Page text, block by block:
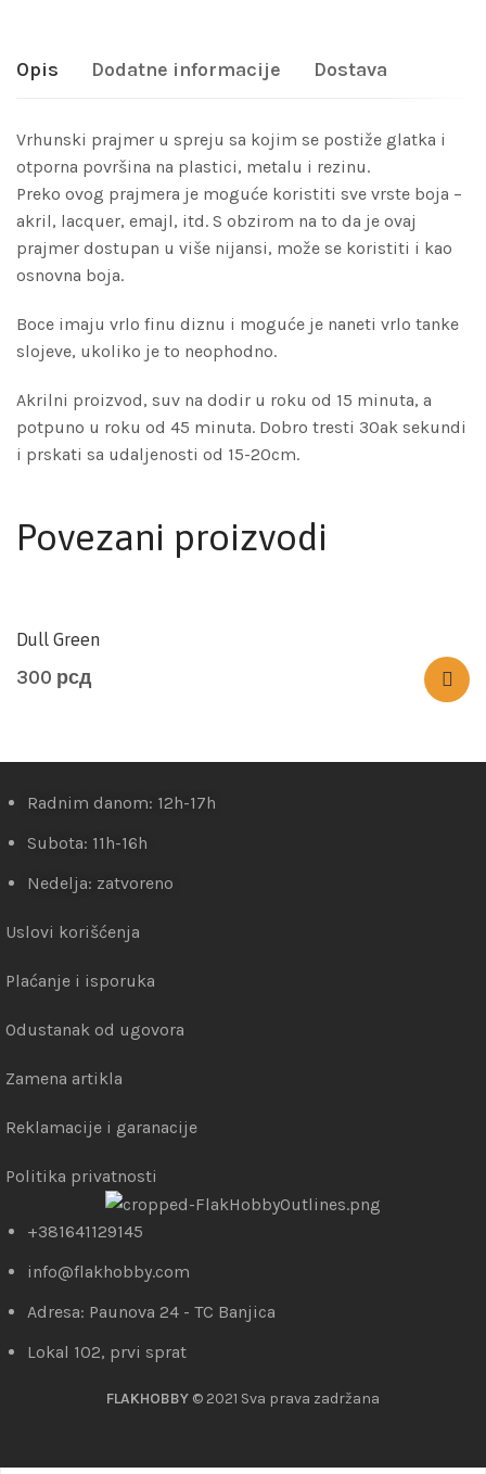
Opis Dodatne informacije Dostava
Vrhunski prajmer u spreju sa kojim se postiže glatka i
otporna površina na plastici, metalu i rezinu.
Preko ovog prajmera je moguće koristiti sve vrste boja –
akril, lacquer, emajl, itd. S obzirom na to da je ovaj
prajmer dostupan u više nijansi, može se koristiti i kao
osnovna boja.
Boce imaju vrlo finu diznu i moguće je naneti vrlo tanke
slojeve, ukoliko je to neophodno.
Akrilni proizvod, suv na dodir u roku od 15 minuta, a
potpuno u roku od 45 minuta. Dobro tresti 30ak sekundi
i prskati sa udaljenosti od 15-20cm.
Povezani proizvodi
Dull Green
300 рсд
Radnim danom: 12h-17h
Subota: 11h-16h
Nedelja: zatvoreno
Uslovi korišćenja
Plaćanje i isporuka
Odustanak od ugovora
Zamena artikla
Reklamacije i garanacije
Politika privatnosti
+381641129145
info@flakhobby.com
Adresa: Paunova 24 - TC Banjica
Lokal 102, prvi sprat
FLAKHOBBY © 2021 Sva prava zadržana